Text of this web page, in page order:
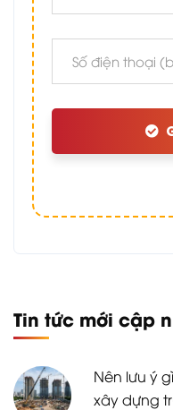
Tin tức mới cập
Nên lưu ý
xây dựng